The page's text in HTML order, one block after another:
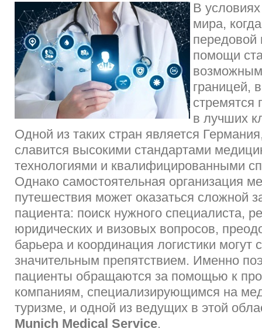
В
мира,
передовой
помощи
границей,
стремятся
в лучших
Одной из таких стран является
славится высокими стандартами
технологиями и квалифицированными
Однако самостоятельная организация
путешествия может оказаться сложной
пациента: поиск нужного специалиста,
юридических и визовых вопросов,
барьера и координация логистики могут
значительным препятствием. Именно
пациенты обращаются за помощью к
компаниям, специализирующимся на
туризме, и одной из ведущих в этой
Munich Medical Service.